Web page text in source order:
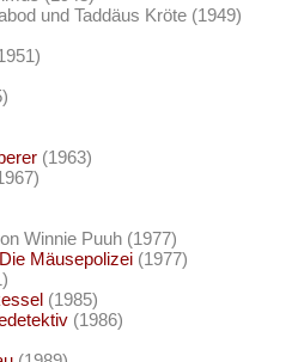
und Taddäus Kröte (1949)
(1963)
Winnie Puuh (1977)
Mäusepolizei (1977)
(1985)
(1986)